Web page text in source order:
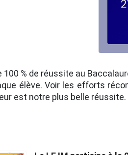
% de réussite au
élève. Voir les efforts
est notre plus belle réussite.